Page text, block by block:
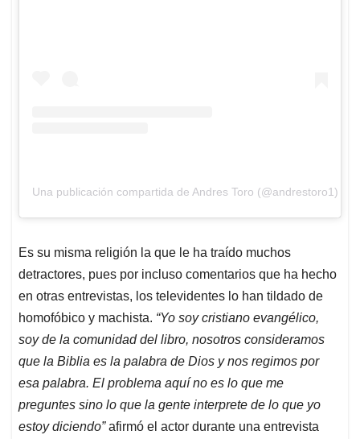
Una publicación compartida de Andres Toro (@andrestoro1)
Es su misma religión la que le ha traído muchos
detractores, pues por incluso comentarios que ha hecho
en otras entrevistas, los televidentes lo han tildado de
homofóbico y machista. “Yo soy cristiano evangélico,
soy de la comunidad del libro, nosotros consideramos
que la Biblia es la palabra de Dios y nos regimos por
esa palabra. El problema aquí no es lo que me
preguntes sino lo que la gente interprete de lo que yo
estoy diciendo”afirmó el actor durante una entrevista